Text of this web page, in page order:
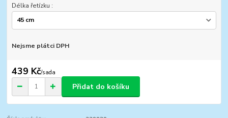
Délka řetízku :
Nejsme plátci DPH
439 Kč/sada
Přidat do košíku